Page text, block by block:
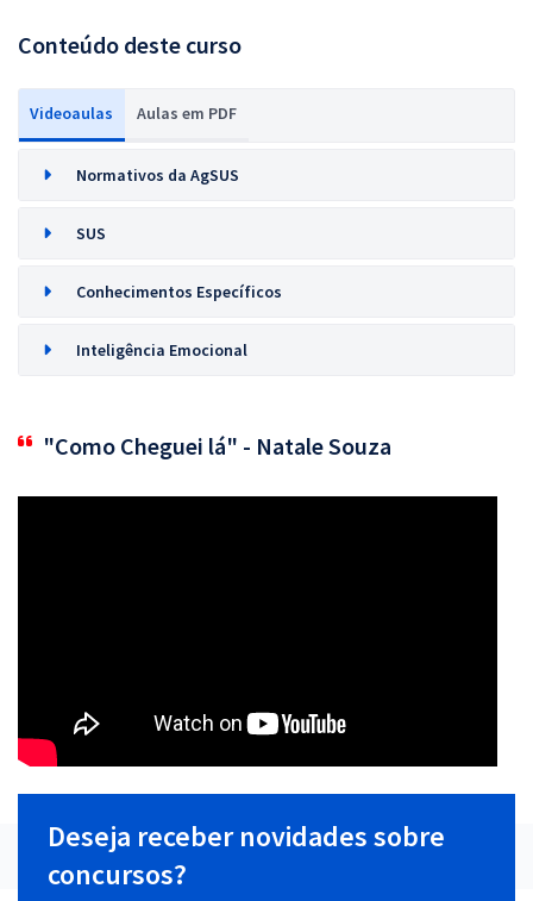
Conteúdo deste curso
Videoaulas Aulas em PDF
Normativos da AgSUS
SUS
Conhecimentos Específicos
Inteligência Emocional
"Como Cheguei lá" - Natale Souza
Deseja receber novidades sobre
concursos?